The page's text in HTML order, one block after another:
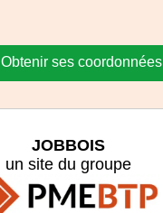
Obtenir ses coordonnées
JOBBOIS
un site du groupe